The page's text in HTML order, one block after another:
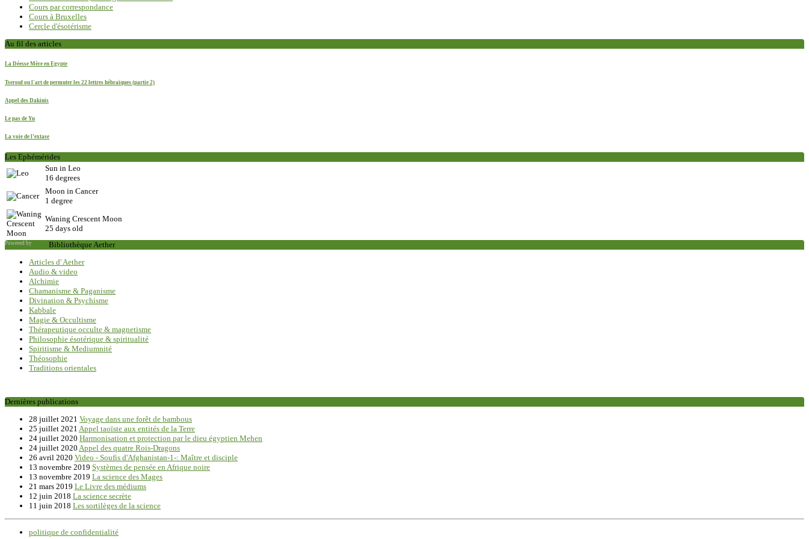
Cours par correspondance
Cours à Bruxelles
Cercle d'ésotérisme
Au fil des articles
La Déesse Mère en Egypte
Tserouf ou l'art de permuter les 22 lettres hébraïques (partie 2)
Appel des Dakinis
Le pas de Yu
La voie de l’extase
Les Ephémérides
Sun in Leo
16 degrees
Moon in Cancer
1 degree
Waning Crescent Moon
25 days old
Powered by
Bibliothèque Aether
Articles d' Aether
Audio & video
Alchimie
Chamanisme & Paganisme
Divination & Psychisme
Kabbale
Magie & Occultisme
Thérapeutique occulte & magnetisme
Philosophie ésotérique & spiritualité
Spiritisme & Mediumnité
Théosophie
Traditions orientales
Dernières publications
28 juillet 2021 Voyage dans une forêt de bambous
25 juillet 2021 Appel taoïste aux entités de la Terre
24 juillet 2020 Harmonisation et protection par le dieu égyptien Mehen
24 juillet 2020 Appel des quatre Rois-Dragons
26 avril 2020 Video - Soufis d'Afghanistan-1-: Maître et disciple
13 novembre 2019 Systèmes de pensée en Afrique noire
13 novembre 2019 La science des Mages
21 mars 2019 Le Livre des médiums
12 juin 2018 La science secrète
11 juin 2018 Les sortilèges de la science
politique de confidentialité